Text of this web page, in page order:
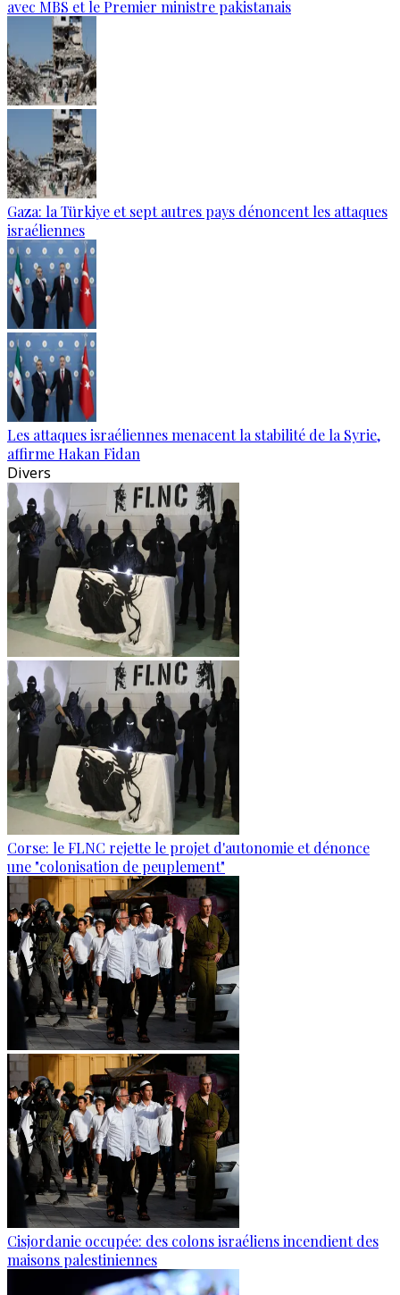
avec MBS et le Premier ministre pakistanais
Gaza: la Türkiye et sept autres pays dénoncent les attaques
israéliennes
Les attaques israéliennes menacent la stabilité de la Syrie,
affirme Hakan Fidan
Divers
Corse: le FLNC rejette le projet d'autonomie et dénonce
une "colonisation de peuplement"
Cisjordanie occupée: des colons israéliens incendient des
maisons palestiniennes